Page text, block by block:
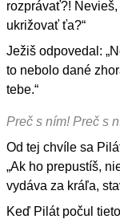
rozprávať?!
ukrižovať ťa?“
Ježiš odpovedal:
to nebolo dané
tebe.“
Preč s ním! Preč s
Od tej chvíle sa
„Ak ho prepustíš,
vydáva za kráľa,
Keď Pilát počul